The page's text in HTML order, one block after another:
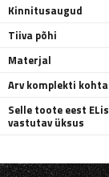
Kinnitusaugud
Tiiva põhi
Materjal
Arv komplekti kohta
Selle toote eest ELis
vastutav üksus